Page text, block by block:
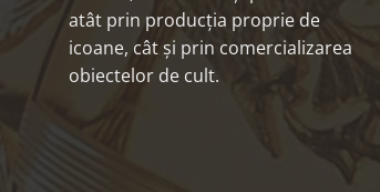
atât prin producția proprie de
icoane, cât și prin comercializarea
obiectelor de cult.